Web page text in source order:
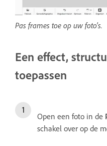
Pas frames toe op uw foto's.
Een effect,
toepassen
Open een foto in de
schakel over op de